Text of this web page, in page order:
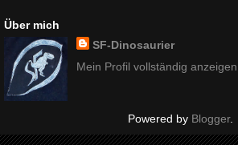
Über mich
SF-Dinosaurier
Mein Profil vollständig anzeigen
Powered by Blogger.